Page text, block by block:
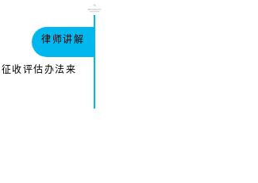
律师讲解
收评估办法来